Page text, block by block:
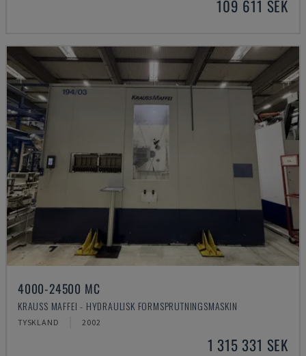
109 611 SEK
4000-24500 MC
KRAUSS MAFFEI - HYDRAULISK FORMSPRUTNINGSMASKIN
TYSKLAND 2002
1 315 331 SEK